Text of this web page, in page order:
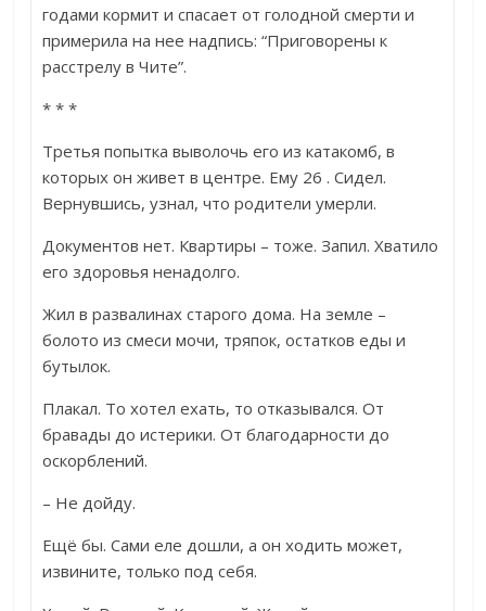
годами кормит и спасает от голодной смерти и
примерила на нее надпись: “Приговорены к
расстрелу в Чите”.
* * *
Третья попытка выволочь его из катакомб, в
которых он живет в центре. Ему 26 . Сидел.
Вернувшись, узнал, что родители умерли.
Документов нет. Квартиры – тоже. Запил. Хватило
его здоровья ненадолго.
Жил в развалинах старого дома. На земле –
болото из смеси мочи, тряпок, остатков еды и
бутылок.
Плакал. То хотел ехать, то отказывался. От
бравады до истерики. От благодарности до
оскорблений.
– Не дойду.
Ещё бы. Сами еле дошли, а он ходить может,
извините, только под себя.